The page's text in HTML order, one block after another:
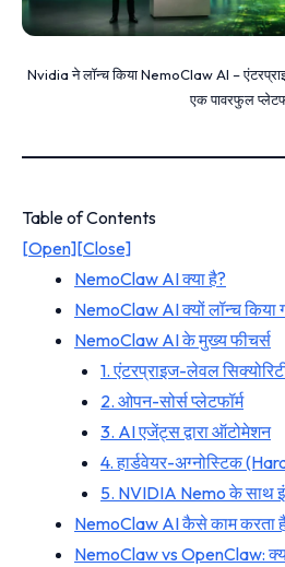
Nvidia ने लॉन्च किया NemoClaw AI –
एक पावरफुल
Table of Contents
[Open][Close]
NemoClaw AI क्या है?
NemoClaw AI क्यों लॉन्च किया
NemoClaw AI के मुख्य फीचर्स
1. एंटरप्राइज-लेवल
2. ओपन-सोर्स प्लेटफॉर्म
3. AI एजेंट्स द्वारा ऑटोमेशन
4. हार्डवेयर-अग्नोस्टिक
5. NVIDIA Nemo के साथ
NemoClaw AI कैसे काम करता
NemoClaw vs OpenClaw: